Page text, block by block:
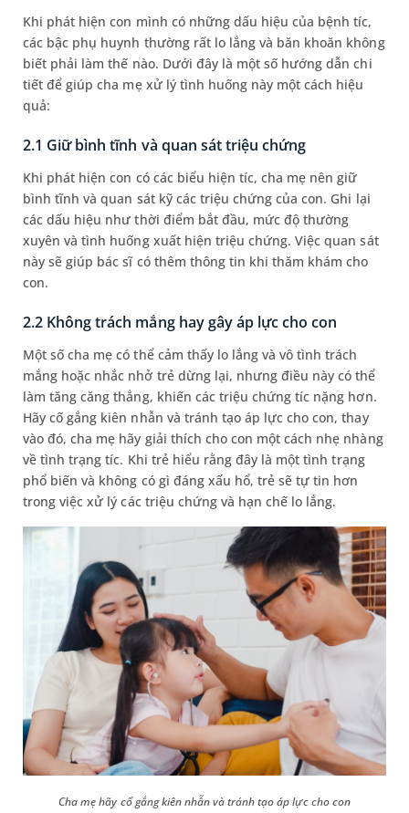
Khi phát hiện con mình có những dấu hiệu của bệnh tíc,
các bậc phụ huynh thường rất lo lắng và băn khoăn không
biết phải làm thế nào. Dưới đây là một số hướng dẫn chi
tiết để giúp cha mẹ xử lý tình huống này một cách hiệu
quả:
2.1 Giữ bình tĩnh và quan sát triệu chứng
Khi phát hiện con có các biểu hiện tíc, cha mẹ nên giữ
bình tĩnh và quan sát kỹ các triệu chứng của con. Ghi lại
các dấu hiệu như thời điểm bắt đầu, mức độ thường
xuyên và tình huống xuất hiện triệu chứng. Việc quan sát
này sẽ giúp bác sĩ có thêm thông tin khi thăm khám cho
con.
2.2 Không trách mắng hay gây áp lực cho con
Một số cha mẹ có thể cảm thấy lo lắng và vô tình trách
mắng hoặc nhắc nhở trẻ dừng lại, nhưng điều này có thể
làm tăng căng thẳng, khiến các triệu chứng tíc nặng hơn.
Hãy cố gắng kiên nhẫn và tránh tạo áp lực cho con, thay
vào đó, cha mẹ hãy giải thích cho con một cách nhẹ nhàng
về tình trạng tíc. Khi trẻ hiểu rằng đây là một tình trạng
phổ biến và không có gì đáng xấu hổ, trẻ sẽ tự tin hơn
trong việc xử lý các triệu chứng và hạn chế lo lắng.
Cha mẹ hãy cố gắng kiên nhẫn và tránh tạo áp lực cho con